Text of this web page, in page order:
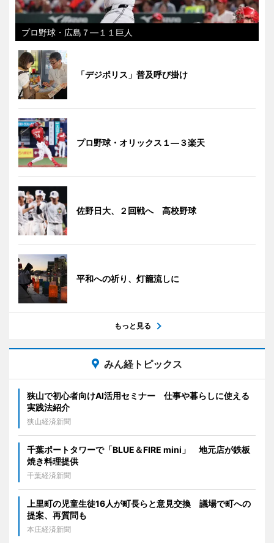
プロ野球・広島７―１１巨人
「デジポリス」普及呼び掛け
プロ野球・オリックス１―３楽天
佐野日大、２回戦へ 高校野球
平和への祈り、灯籠流しに
もっと見る
みん経トピックス
狭山で初心者向けAI活用セミナー 仕事や暮らしに使える
実践法紹介
狭山経済新聞
千葉ポートタワーで「BLUE＆FIRE mini」 地元店が鉄板
焼き料理提供
千葉経済新聞
上里町の児童生徒16人が町長らと意見交換 議場で町への
提案、再質問も
本庄経済新聞